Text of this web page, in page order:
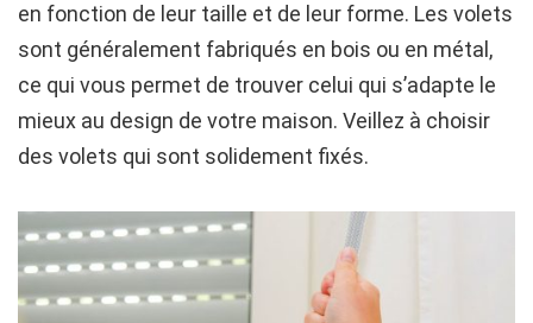
en fonction de leur taille et de leur forme. Les volets
sont généralement fabriqués en bois ou en métal,
ce qui vous permet de trouver celui qui s’adapte le
mieux au design de votre maison. Veillez à choisir
des volets qui sont solidement fixés.